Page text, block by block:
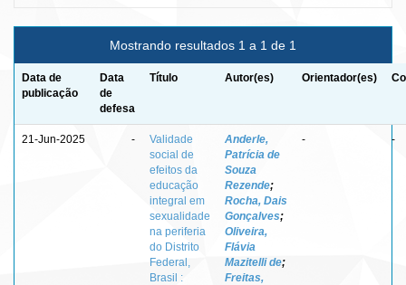
Mostrando resultados 1 a 1 de 1
Data de
publicação
Data
de
defesa
Título Autor(es) Orientador(es)
21-Jun-2025 -
Validade
social de
efeitos da
educação
integral em
sexualidade
na periferia
do Distrito
Federal,
Brasil :
Anderle,
Patrícia de
Souza
Rezende;
Rocha, Dais
Gonçalves;
Oliveira,
Flávia
Mazitelli de;
Freitas,
- -